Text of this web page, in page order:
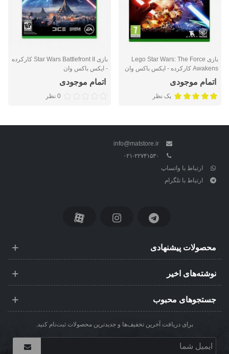
بازی Lego Star Wars: The Force
Awakens کارکرده - ایکس باکس وان
اتمام موجودی
یک نظر
بازی Star Wars Battlefront II کارکرده
- ایکس باکس وان
اتمام موجودی
0 نظر
info@matstore.ir
۰۲۱-۲۲۷۴۱۵۳۰
ارتباط با واتساپ
ارتباط با تلگرام
محصولات پیشنهادی
نوشته‌های اخیر
جستجوهای محبوب
برای دریافت آخرین تخفیف‌ها و جدیدترین محصولات ثبت‌نام کنید.